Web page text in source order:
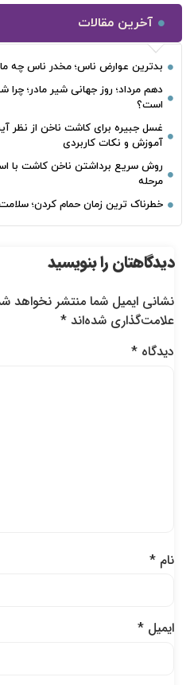
آخرین مقالات
بدترین عوارض ناس؛ مخدر ناس چه
دهم مرداد؛ روز جهانی شیر مادر؛ چرا
است؟
غسل جبیره برای کاشت ناخن از نظر آیت
آموزش و نکات کاربردی
روش سریع برداشتن ناخن کاشت با
مرحله
خطرناک‌ ترین زمان‌ حمام کردن؛ سلامت
دیدگاهتان را بنویسید
نشانی ایمیل شما منتشر نخواهد شد.
علامت‌گذاری شده‌اند*
دیدگاه*
نام*
ایمیل*